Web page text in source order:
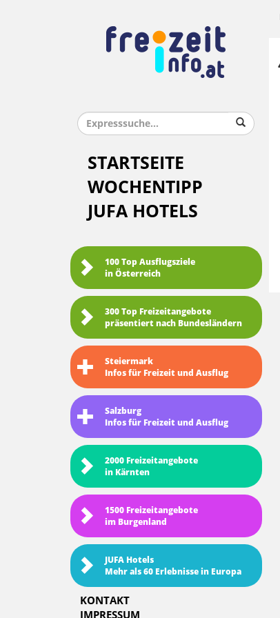
STARTSEITE
WOCHENTIPP
JUFA HOTELS
100 Top Ausflugsziele
in Österreich
300 Top Freizeitangebote
präsentiert nach Bundesländern
Steiermark
Infos für Freizeit und Ausflug
Salzburg
Infos für Freizeit und Ausflug
2000 Freizeitangebote
in Kärnten
1500 Freizeitangebote
im Burgenland
JUFA Hotels
Mehr als 60 Erlebnisse in Europa
KONTAKT
IMPRESSUM